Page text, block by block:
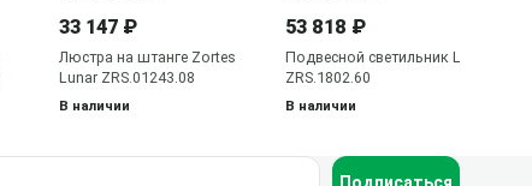
33 147 ₽
Люстра на штанге Zortes
Lunar ZRS.01243.08
В наличии
53 818 ₽
Подвесной светильник Loft
ZRS.1802.60
В наличии
Подписаться